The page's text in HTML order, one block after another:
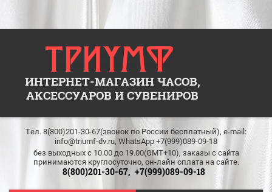
ИНТЕРНЕТ-МАГАЗИН ЧАСОВ,
АКСЕССУАРОВ И СУВЕНИРОВ
Тел. 8(800)201-30-67(звонок по России бесплатный), e-mail:
info@triumf-dv.ru, WhatsApp +7(999)089-09-18
без выходных c 10.00 до 19.00(GMT+10), заказы с сайта
принимаются круглосуточно, он-лайн оплата на сайте.
8(800)201-30-67, +7(999)089-09-18